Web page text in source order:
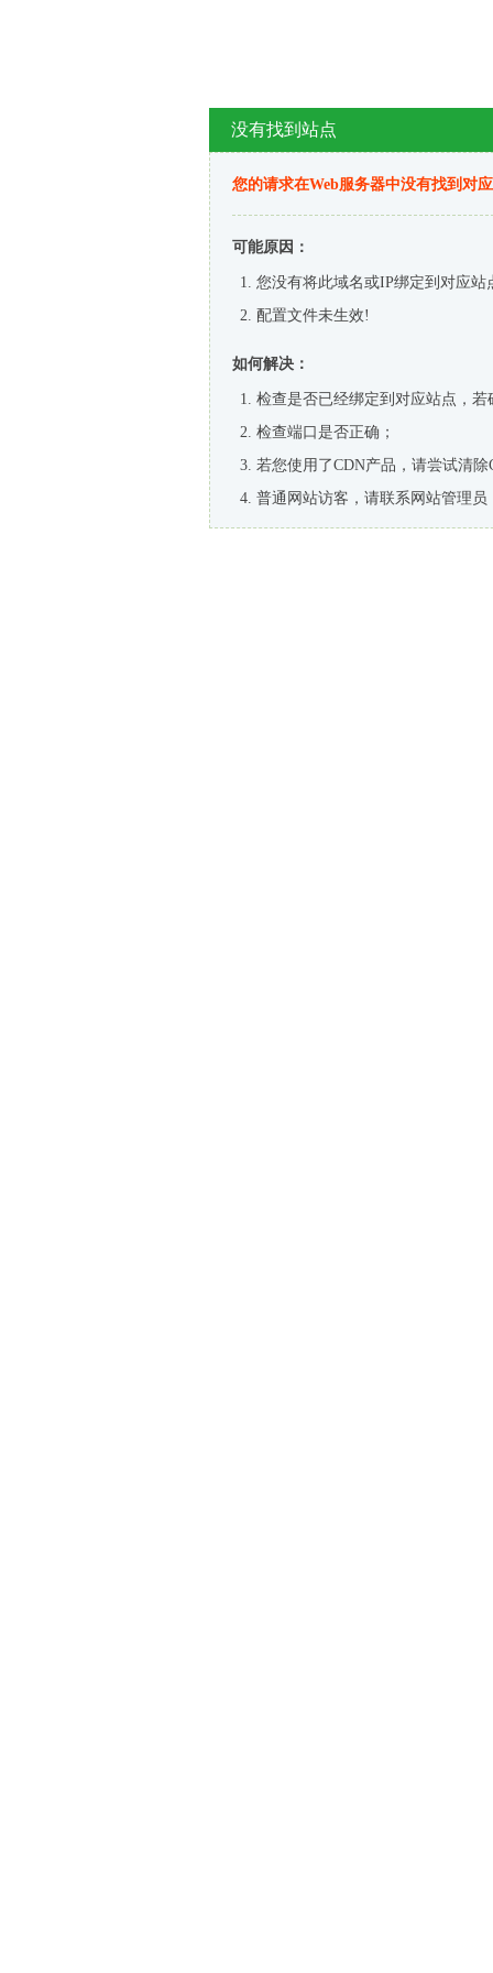
没有找到站点
您的请求在Web服务器中没有找到对
可能原因：
您没有将此域名或IP绑定到对应站
配置文件未生效!
如何解决：
检查是否已经绑定到对应站点，
检查端口是否正确；
若您使用了CDN产品，请尝试清除
普通网站访客，请联系网站管理员